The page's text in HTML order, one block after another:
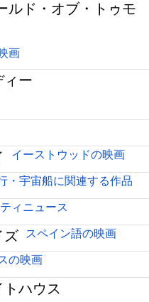
ルド・オブ・トゥモ
画
ィー
イーストウッドの映画
・宇宙船に関連する作品
ィニュース
ズ スペイン語の映画
の映画
ハウス